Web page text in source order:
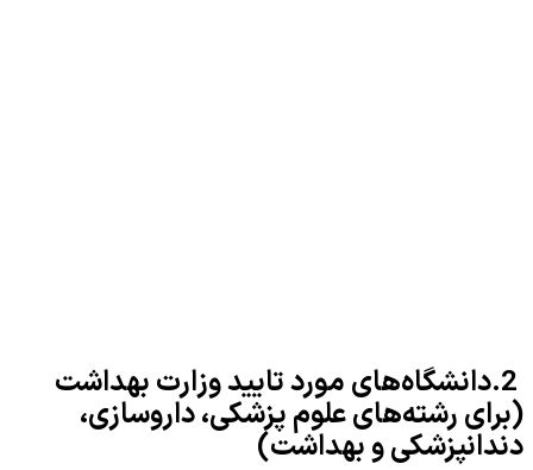
2.دانشگاه‌های مورد تایید وزارت بهداشت
(برای رشته‌های علوم پزشکی، داروسازی،
دندانپزشکی و بهداشت)